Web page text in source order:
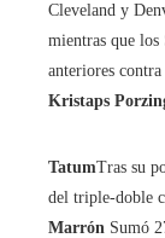
Cleveland y
mientras que los
anteriores
Kristaps
TatumTras su
del triple-doble
Marrón Sumó